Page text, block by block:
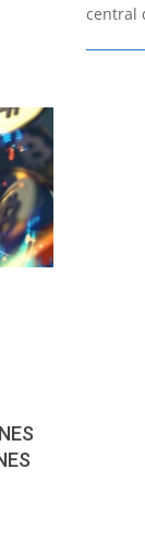
central